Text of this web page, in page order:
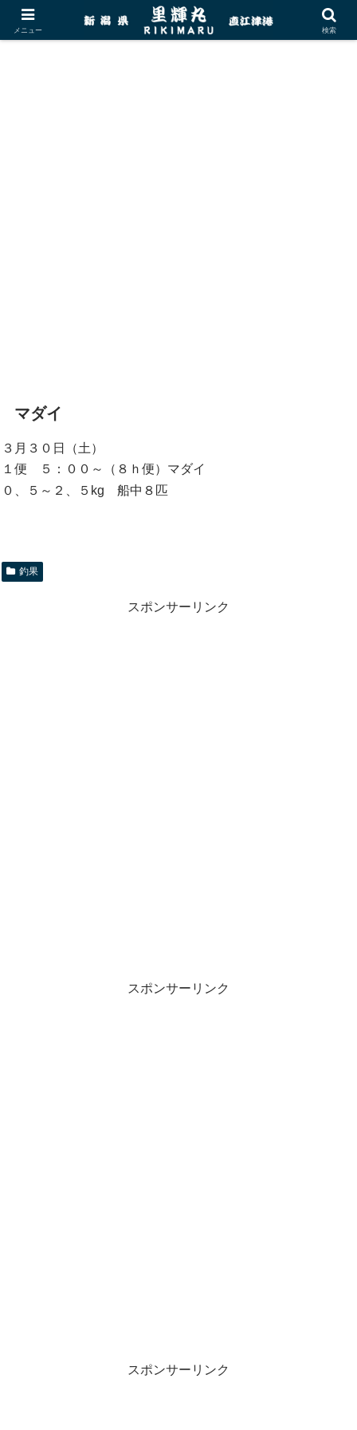
マダイ
３月３０日（土）
１便 ５：００～（８ｈ便）マダイ
０、５～２、５kg 船中８匹
釣果
スポンサーリンク
スポンサーリンク
スポンサーリンク
メニュー 検索